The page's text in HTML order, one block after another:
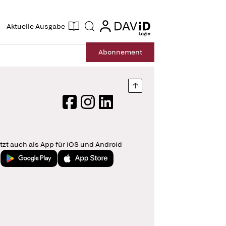
Aktuelle Ausgabe Suche login
login
Abonnement
Nach oben springen
FacebookInstagram
LinkedIn
auch als App für iOS und Android
Jetzt bei Google PlayLaden im App Store